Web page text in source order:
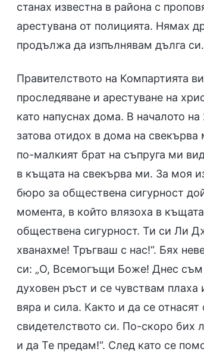
станах известна в района с
арестувана от полицията. Нямах
продължа да изпълнявам дълга си.
Правителството на Компартията
проследяване и арестуване на
като напуснах дома. В началото
затова отидох в дома на
по-малкият брат на съпруга ми
в къщата на свекърва ми. За моя
бюро за обществена сигурност
момента, в който влязоха в
обществена сигурност. Ти си Ли
хванахме! Тръгваш с нас!“. Бях
си: „О, Всемогъщи Боже! Днес съм
духовен ръст и се чувствам
вяра и сила. Както и да се
свидетелството си. По-скоро бих
и да Те предам!“. След като се